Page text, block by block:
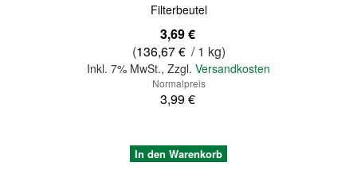
Filterbeutel
3,69 €
(136,67 € / 1 kg)
Inkl. 7% MwSt., Zzgl. Versandkosten
Normalpreis
3,99 €
In den Warenkorb